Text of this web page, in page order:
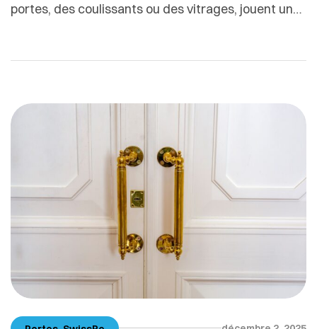
portes, des coulissants ou des vitrages, jouent un
beaucoup de propriétaires ignorent que leur
manière dont il est entretenu. Grâce aux matériaux
modernes (aluminium, PVC, vitrages techniques),